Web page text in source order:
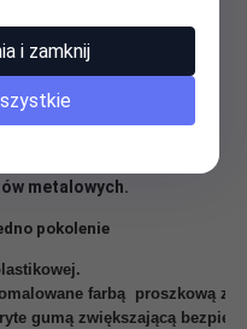
kompleksy
hotele itp.
metalowych.
pokolenie
farbą  proszkową
gumą zwiększającą
i zamknij